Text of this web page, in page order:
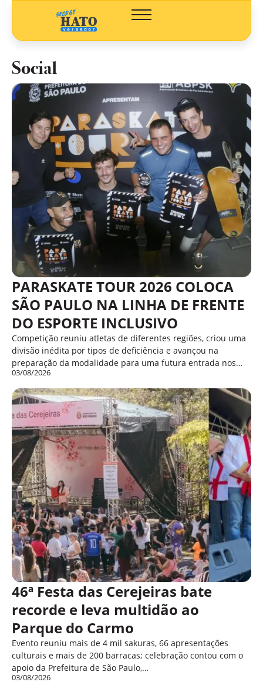
Social
PARASKATE TOUR 2026 COLOCA
SÃO PAULO NA LINHA DE FRENTE
DO ESPORTE INCLUSIVO
Competição reuniu atletas de diferentes regiões, criou uma
divisão inédita por tipos de deficiência e avançou na
preparação da modalidade para uma futura entrada nos…
03/08/2026
46ª Festa das Cerejeiras bate
recorde e leva multidão ao
Parque do Carmo
Evento reuniu mais de 4 mil sakuras, 66 apresentações
culturais e mais de 200 barracas; celebração contou com o
apoio da Prefeitura de São Paulo,…
03/08/2026